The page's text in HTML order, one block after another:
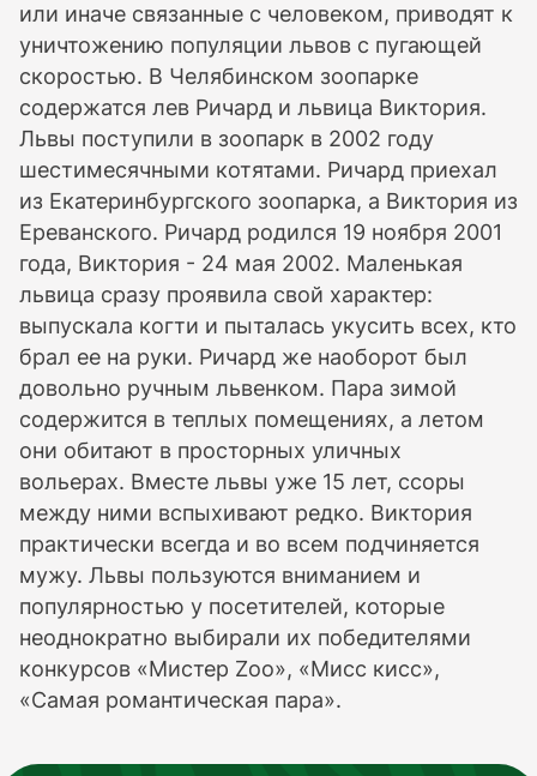
или иначе связанные с человеком, приводят к
уничтожению популяции львов с пугающей
скоростью. В Челябинском зоопарке
содержатся лев Ричард и львица Виктория.
Львы поступили в зоопарк в 2002 году
шестимесячными котятами. Ричард приехал
из Екатеринбургского зоопарка, а Виктория из
Ереванского. Ричард родился 19 ноября 2001
года, Виктория - 24 мая 2002. Маленькая
львица сразу проявила свой характер:
выпускала когти и пыталась укусить всех, кто
брал ее на руки. Ричард же наоборот был
довольно ручным львенком. Пара зимой
содержится в теплых помещениях, а летом
они обитают в просторных уличных
вольерах. Вместе львы уже 15 лет, ссоры
между ними вспыхивают редко. Виктория
практически всегда и во всем подчиняется
мужу. Львы пользуются вниманием и
популярностью у посетителей, которые
неоднократно выбирали их победителями
конкурсов «Мистер Zoo», «Мисс кисс»,
«Самая романтическая пара».